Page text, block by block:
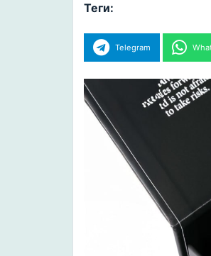
Теги:
Telegram